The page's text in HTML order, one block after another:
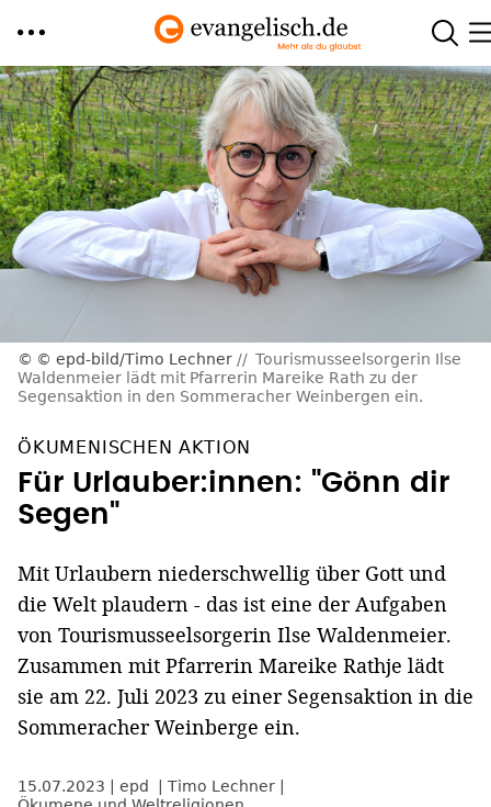
Direkt
zum
Inhalt
© epd-bild/Timo Lechner
Tourismusseelsorgerin Ilse
Waldenmeier lädt mit Pfarrerin Mareike Rath zu der
Segensaktion in den Sommeracher Weinbergen ein.
ÖKUMENISCHEN AKTION
Für Urlauber:innen: "Gönn dir
Segen"
Mit Urlaubern niederschwellig über Gott und
die Welt plaudern - das ist eine der Aufgaben
von Tourismusseelsorgerin Ilse Waldenmeier.
Zusammen mit Pfarrerin Mareike Rathje lädt
sie am 22. Juli 2023 zu einer Segensaktion in die
Sommeracher Weinberge ein.
15.07.2023 epd
Timo Lechner